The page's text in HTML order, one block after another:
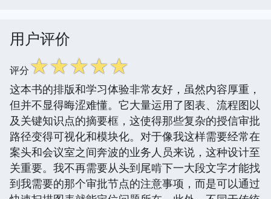
用户评价
评分☆☆☆☆☆
这本书的排版和学习体验非常友好，虽然内容厚重，
但并不显得晦涩难懂。它大量运用了图表、流程图以
及关键知识点的摘要框，这使得那些复杂的授信审批
路径变得可视化和模块化。对于像我这样需要经常在
案头和会议室之间奔波的业务人员来说，这种设计至
关重要。我不再需要从头到尾啃下一大段文字才能找
到我需要的那个审批节点的注意事项，而是可以通过